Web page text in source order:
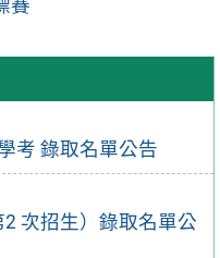
考 錄取名單公告
次招生）錄取名單公
賽